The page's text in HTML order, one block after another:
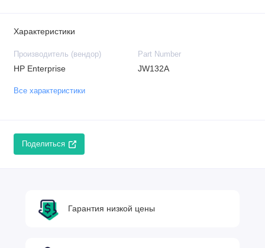
Характеристики
Производитель (вендор)
HP Enterprise
Part Number
JW132A
Все характеристики
Поделиться
Гарантия низкой цены